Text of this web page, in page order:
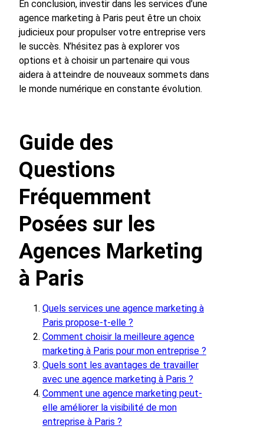
En conclusion, investir dans les services d’une
agence marketing à Paris peut être un choix
judicieux pour propulser votre entreprise vers
le succès. N’hésitez pas à explorer vos
options et à choisir un partenaire qui vous
aidera à atteindre de nouveaux sommets dans
le monde numérique en constante évolution.
Guide des
Questions
Fréquemment
Posées sur les
Agences Marketing
à Paris
Quels services une agence marketing à
Paris propose-t-elle ?
Comment choisir la meilleure agence
marketing à Paris pour mon entreprise ?
Quels sont les avantages de travailler
avec une agence marketing à Paris ?
Comment une agence marketing peut-
elle améliorer la visibilité de mon
entreprise à Paris ?